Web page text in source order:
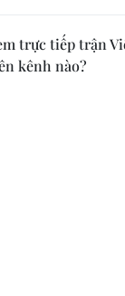
trực tiếp trận
kênh nào?